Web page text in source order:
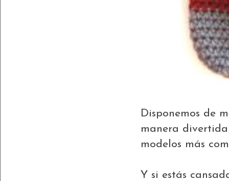
Disponemos de
manera
modelos más
Y si estás